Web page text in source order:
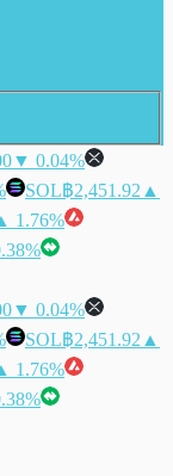
▼ 0.04%
SOL฿2,451.92 ▲
1.76%
▼ 0.04%
SOL฿2,451.92 ▲
1.76%